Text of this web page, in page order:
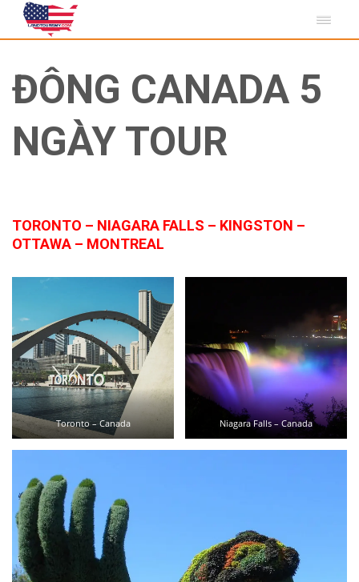
ĐÔNG CANADA 5
NGÀY TOUR
TORONTO – NIAGARA FALLS – KINGSTON –
OTTAWA – MONTREAL
Toronto – Canada Niagara Falls – Canada